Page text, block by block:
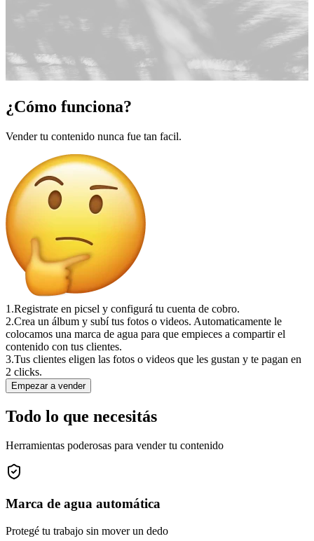
¿Cómo funciona?
Vender tu contenido nunca fue tan facil.
1.Registrate en picsel y configurá tu cuenta de cobro.
2.Crea un álbum y subí tus fotos o videos. Automaticamente le
colocamos una marca de agua para que empieces a compartir el
contenido con tus clientes.
3.Tus clientes eligen las fotos o videos que les gustan y te pagan en
2 clicks.
Empezar a vender
Todo lo que necesitás
Herramientas poderosas para vender tu contenido
Marca de agua automática
Protegé tu trabajo sin mover un dedo